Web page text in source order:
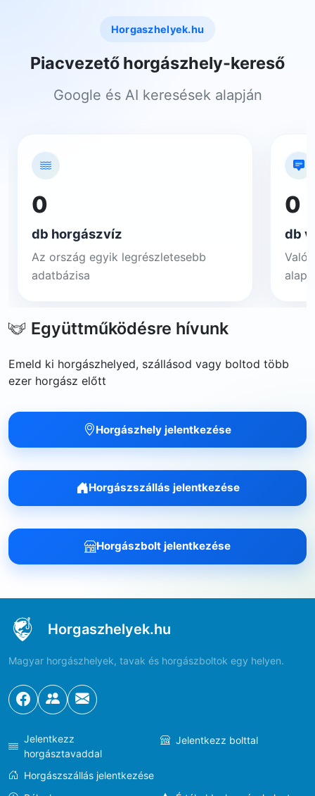
Horgaszhelyek.hu
Piacvezető horgászhely-kereső
Google és AI keresések alapján
0
db horgászvíz
Az ország egyik legrészletesebb
adatbázisa
0
db
Együttműködésre hívunk
Emeld ki horgászhelyed, szállásod vagy boltod több
ezer horgász előtt
Horgászhely jelentkezése
Horgászszállás jelentkezése
Horgászbolt jelentkezése
Horgaszhelyek.hu
Magyar horgászhelyek, tavak és horgászboltok egy helyen.
Jelentkezz
horgásztavaddal
Jelentkezz bolttal
Horgászszállás jelentkezése